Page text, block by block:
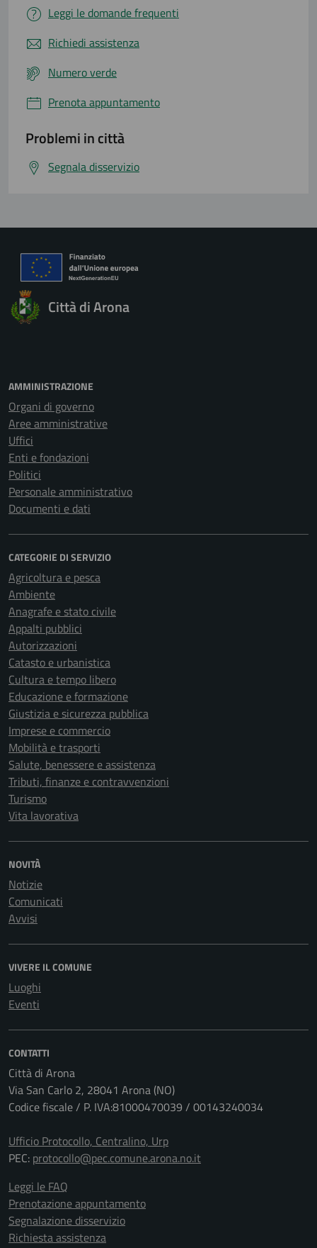
Leggi le domande frequenti
Richiedi assistenza
Numero verde
Prenota appuntamento
Problemi in città
Segnala disservizio
Città di Arona
AMMINISTRAZIONE
Organi di governo
Aree amministrative
Uffici
Enti e fondazioni
Politici
Personale amministrativo
Documenti e dati
CATEGORIE DI SERVIZIO
Agricoltura e pesca
Ambiente
Anagrafe e stato civile
Appalti pubblici
Autorizzazioni
Catasto e urbanistica
Cultura e tempo libero
Educazione e formazione
Giustizia e sicurezza pubblica
Imprese e commercio
Mobilità e trasporti
Salute, benessere e assistenza
Tributi, finanze e contravvenzioni
Turismo
Vita lavorativa
NOVITÀ
Notizie
Comunicati
Avvisi
VIVERE IL COMUNE
Luoghi
Eventi
CONTATTI
Città di Arona
Via San Carlo 2, 28041 Arona (NO)
Codice fiscale / P. IVA:81000470039 / 00143240034
Ufficio Protocollo, Centralino, Urp
PEC: protocollo@pec.comune.arona.no.it
Leggi le FAQ
Prenotazione appuntamento
Segnalazione disservizio
Richiesta assistenza